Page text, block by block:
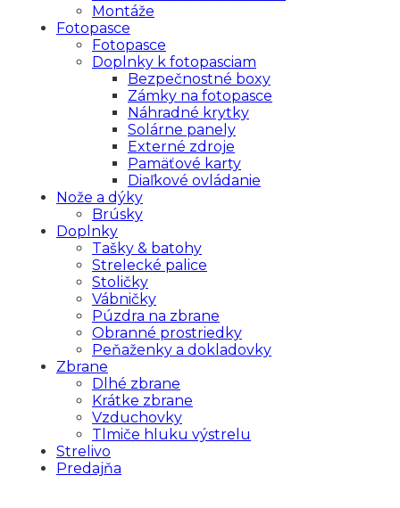
Montáže
Fotopasce
Fotopasce
Doplnky k fotopasciam
Bezpečnostné boxy
Zámky na fotopasce
Náhradné krytky
Solárne panely
Externé zdroje
Pamäťové karty
Diaľkové ovládanie
Nože a dýky
Brúsky
Doplnky
Tašky & batohy
Strelecké palice
Stoličky
Vábničky
Púzdra na zbrane
Obranné prostriedky
Peňaženky a dokladovky
Zbrane
Dlhé zbrane
Krátke zbrane
Vzduchovky
Tlmiče hluku výstrelu
Strelivo
Predajňa